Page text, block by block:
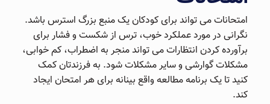
امتحانات می تواند برای کودکان یک منبع بزرگ استرس باشد.
نگرانی در مورد عملکرد خوب، ترس از شکست و فشار برای
برآورده کردن انتظارات می تواند منجر به اضطراب، کم خوابی،
مشکلات گوارشی و سایر مشکلات شود. به فرزندتان کمک
کنید تا یک برنامه مطالعه واقع بینانه برای هر امتحان ایجاد
کند.